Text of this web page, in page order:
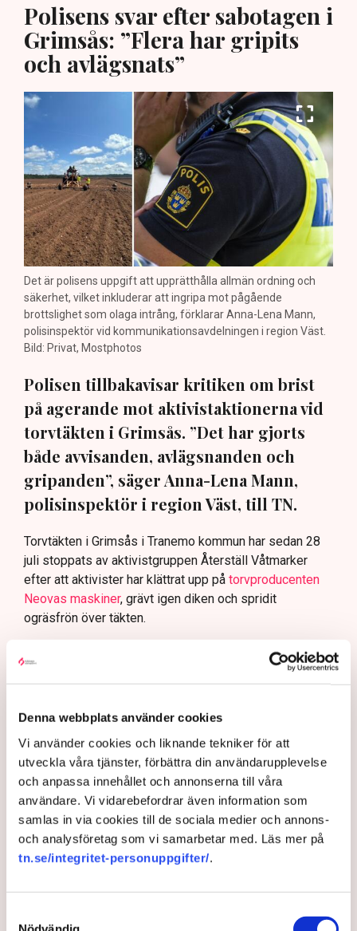
Denna webbplats använder cookies
Vi använder cookies och liknande tekniker för att
utveckla våra tjänster, förbättra din användarupplevelse
och anpassa innehållet och annonserna till våra
användare. Vi vidarebefordrar även information som
samlas in via cookies till de sociala medier och annons-
och analysföretag som vi samarbetar med. Läs mer på
tn.se/integritet-personuppgifter/.
Polisens svar efter sabotagen i
Grimsås: ”Flera har gripits
och avlägsnats”
Det är polisens uppgift att upprätthålla allmän ordning och
säkerhet, vilket inkluderar att ingripa mot pågående
brottslighet som olaga intrång, förklarar Anna-Lena Mann,
polisinspektör vid kommunikationsavdelningen i region Väst.
Bild: Privat, Mostphotos
Polisen tillbakavisar kritiken om brist
på agerande mot aktivistaktionerna vid
torvtäkten i Grimsås. ”Det har gjorts
både avvisanden, avlägsnanden och
gripanden”, säger Anna-Lena Mann,
polisinspektör i region Väst, till TN.
Torvtäkten i Grimsås i Tranemo kommun har sedan 28
juli stoppats av aktivistgruppen Återställ Våtmarker
efter att aktivister har klättrat upp på torvproducenten
Neovas maskiner, grävt igen diken och spridit
ogräsfrön över täkten.
Aktivisterna klättrar upp på
maskiner – polisen kan inte
avvisa dem: ”Upptrappning
Näringsliv
AI-sammanfattning
Torvtäkten i Grimsås har stoppats av aktivister
sedan 28 juli.
Polisen kritiseras för bristande agerande vid
aktionerna.
40 personer misstänks med cirka 120